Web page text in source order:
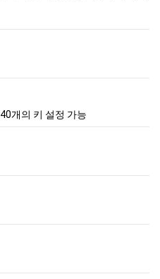
개의 키 설정 가능